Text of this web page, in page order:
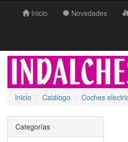
Inicio Novedades
Inicio Catálogo Coches
Categorías